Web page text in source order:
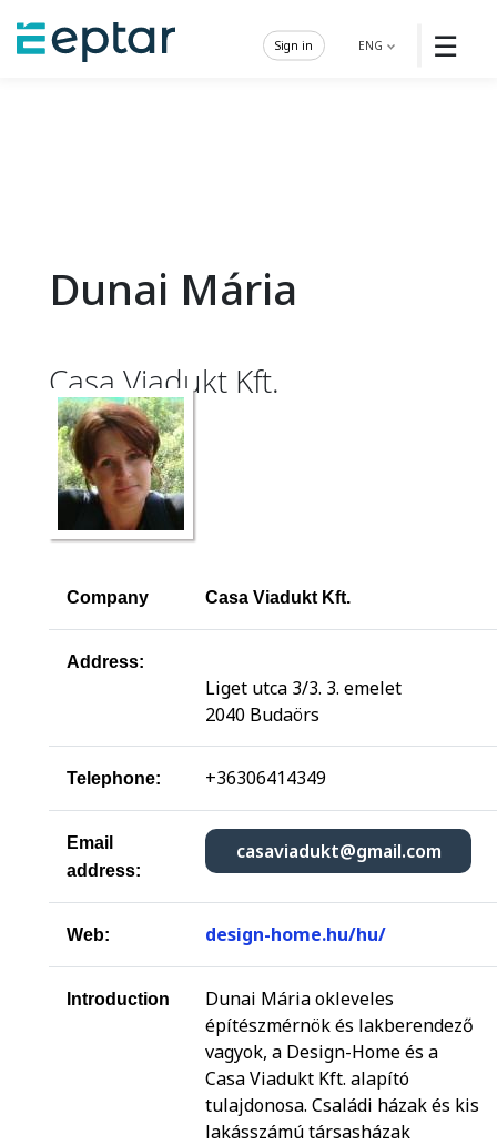
☰
ENG
Sign in
Dunai Mária
Casa Viadukt Kft.
Company Casa Viadukt Kft.
Address:
Liget utca 3/3. 3. emelet
2040 Budaörs
Telephone: +36306414349
Email
address:
casaviadukt@gmail.com
Web: design-home.hu/hu/
Introduction
Dunai Mária okleveles
építészmérnök és lakberendező
vagyok, a Design-Home és a
Casa Viadukt Kft. alapító
tulajdonosa. Családi házak és kis
lakásszámú társasházak